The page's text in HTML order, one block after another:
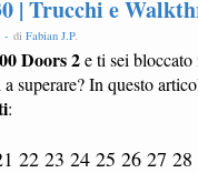
| Trucchi e
- di Fabian J.P.
Doors 2e ti sei
superare? In questo
:
22 23 24 25 26 27 28